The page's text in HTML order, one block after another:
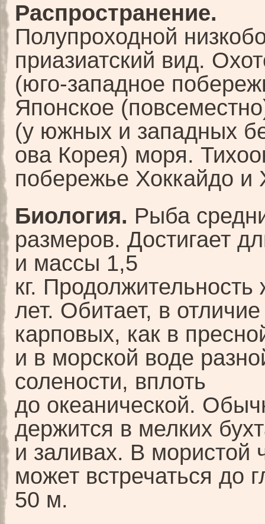
Распространение.
Полупроходной
приазиатский вид.
(юго-западное
Японское
(у южных и западных
ова Корея) моря.
побережье Хоккайдо и
Биология. Рыба
размеров. Достигает
и массы 1,5
кг. Продолжительность
лет. Обитает, в отличие
карповых, как в
и в морской воде
солености, вплоть
до океанической.
держится в мелких
и заливах. В мористой
может встречаться до
50 м.